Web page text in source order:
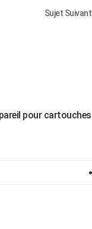
Sujet Suivant
pour cartouches